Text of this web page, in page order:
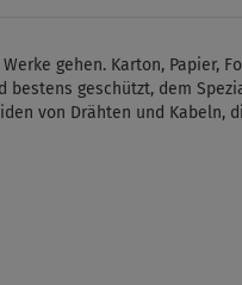
gehen. Karton, Papier,
geschützt, dem
von Drähten und Kabeln,